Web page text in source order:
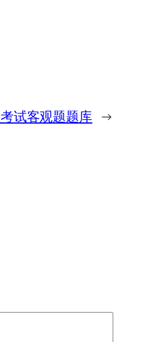
试客观题题库 →